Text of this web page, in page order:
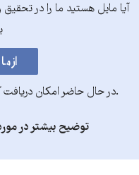
آیا مایل هستید ما را در
.در حال حاضر امکان
توضیح بیشتر در